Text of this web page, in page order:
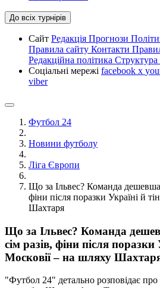
До всіх турнірів
Сайт Редакція Прогнози
Правила сайту Контакти
Редакційна політика Структура
Соціальні мережі facebook x
viber
Футбол 24
Новини футболу
Ліга Європи
Що за Ільвес? Команда дешевша
фіни після поразки Україні й
Шахтаря
Що за Ільвес? Команда
сім разів, фіни після поразки
Московії – на шляху
"Футбол 24" детально розповідає